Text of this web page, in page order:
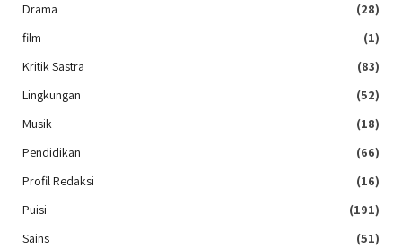
Drama
(28)
film
(1)
Kritik Sastra
(83)
Lingkungan
(52)
Musik
(18)
Pendidikan
(66)
Profil Redaksi
(16)
Puisi
(191)
Sains
(51)